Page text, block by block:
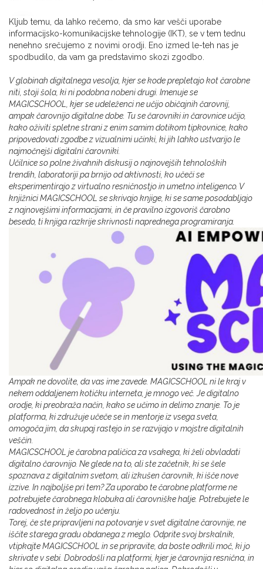
Kljub temu, da lahko rečemo, da smo kar vešči uporabe
informacijsko-komunikacijske tehnologije (IKT), se v tem tednu
nenehno srečujemo z novimi orodji. Eno izmed le-teh nas je
spodbudilo, da vam ga predstavimo skozi zgodbo.
V globinah digitalnega vesolja, kjer se kode prepletajo kot čarobne
niti, stoji šola, ki ni podobna nobeni drugi. Imenuje se
MAGICSCHOOL, kjer se udeleženci ne učijo običajnih čarovnij,
ampak čarovnijo digitalne dobe. Tu se čarovniki in čarovnice učijo,
kako oživiti spletne strani z enim samim dotikom tipkovnice, kako
pripovedovati zgodbe z vizualnimi učinki, ki jih lahko ustvarijo le
najmočnejši digitalni čarovniki.
Učilnice so polne živahnih diskusij o najnovejših tehnoloških
trendih, laboratoriji pa brnijo od aktivnosti, ko učeči se
eksperimentirajo z virtualno resničnostjo in umetno inteligenco. V
knjižnici MAGICSCHOOL se skrivajo knjige, ki se same posodabljajo
z najnovejšimi informacijami, in če pravilno izgovoriš čarobno
besedo, ti knjiga razkrije skrivnosti naprednega programiranja.
Ampak ne dovolite, da vas ime zavede. MAGICSCHOOL ni le kraj v
nekem oddaljenem kotičku interneta, je mnogo več. Je digitalno
orodje, ki preobraža način, kako se učimo in delimo znanje. To je
platforma, ki združuje učeče se in mentorje iz vsega sveta,
omogoča jim, da skupaj rastejo in se razvijajo v mojstre digitalnih
veščin.
MAGICSCHOOL je čarobna paličica za vsakega, ki želi obvladati
digitalno čarovnijo. Ne glede na to, ali ste začetnik, ki se šele
spoznava z digitalnim svetom, ali izkušen čarovnik, ki išče nove
izzive. In najboljše pri tem? Za uporabo te čarobne platforme ne
potrebujete čarobnega klobuka ali čarovniške halje. Potrebujete le
radovednost in željo po učenju.
Torej, če ste pripravljeni na potovanje v svet digitalne čarovnije, ne
iščite starega gradu obdanega z meglo. Odprite svoj brskalnik,
vtipkajte MAGICSCHOOL in se pripravite, da boste odkrili moč, ki jo
skrivate v sebi. Dobrodošli na platformi, kjer je čarovnija resnična, in